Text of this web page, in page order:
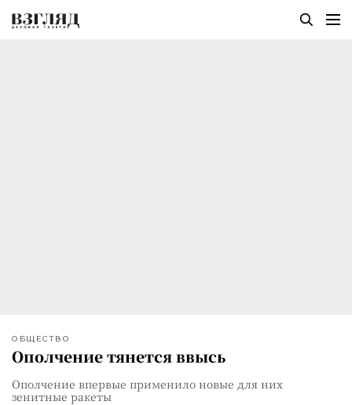
ОБЩЕСТВО
Ополчение тянется ввысь
Ополчение впервые применило новые для них
зенитные ракеты